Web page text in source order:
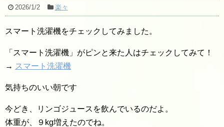
2026/1/2 楽々
スマート洗濯機をチェックしてみました。
「スマート洗濯機」がピンと来た人はチェックしてみて！
→ スマート洗濯機
気持ちのいい朝です
今どき、リンゴジュースを飲んでいるのだよ。
体重が、９kg増えたのでね。